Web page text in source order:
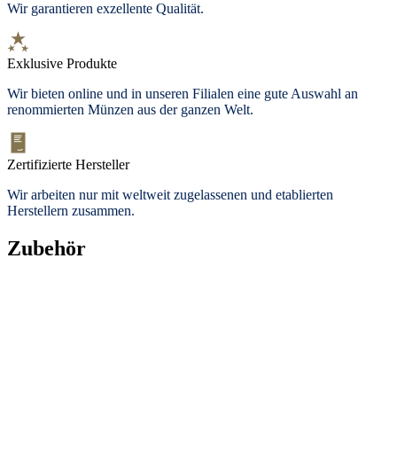
Wir garantieren exzellente Qualität.
Exklusive Produkte
Wir bieten online und in unseren Filialen eine gute Auswahl an
renommierten Münzen aus der ganzen Welt.
Zertifizierte Hersteller
Wir arbeiten nur mit weltweit zugelassenen und etablierten
Herstellern zusammen.
Zubehör